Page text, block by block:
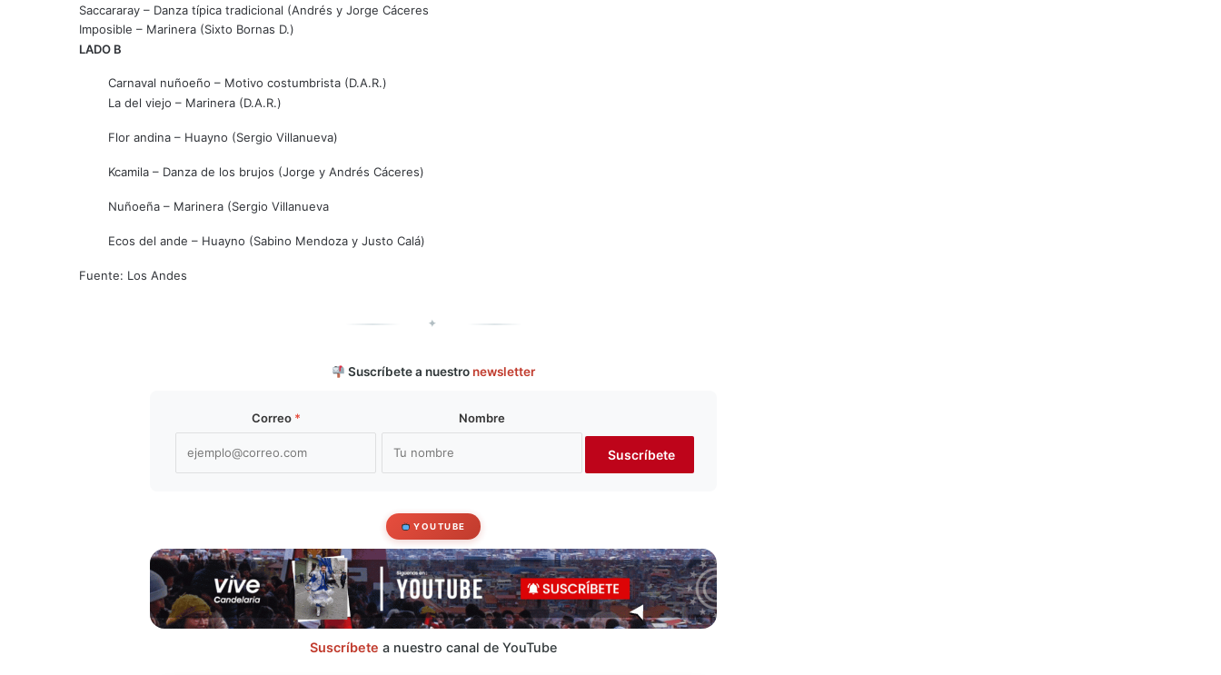
Saccararay – Danza típica tradicional (Andrés y Jorge Cáceres
Imposible – Marinera (Sixto Bornas D.)
LADO B
Carnaval nuñoeño – Motivo costumbrista (D.A.R.)
La del viejo – Marinera (D.A.R.)
Flor andina – Huayno (Sergio Villanueva)
Kcamila – Danza de los brujos (Jorge y Andrés Cáceres)
Nuñoeña – Marinera (Sergio Villanueva
Ecos del ande – Huayno (Sabino Mendoza y Justo Calá)
Fuente: Los Andes
✦
Suscríbete a nuestro newsletter
Correo * Nombre
YOUTUBE
Suscríbete a nuestro canal de YouTube